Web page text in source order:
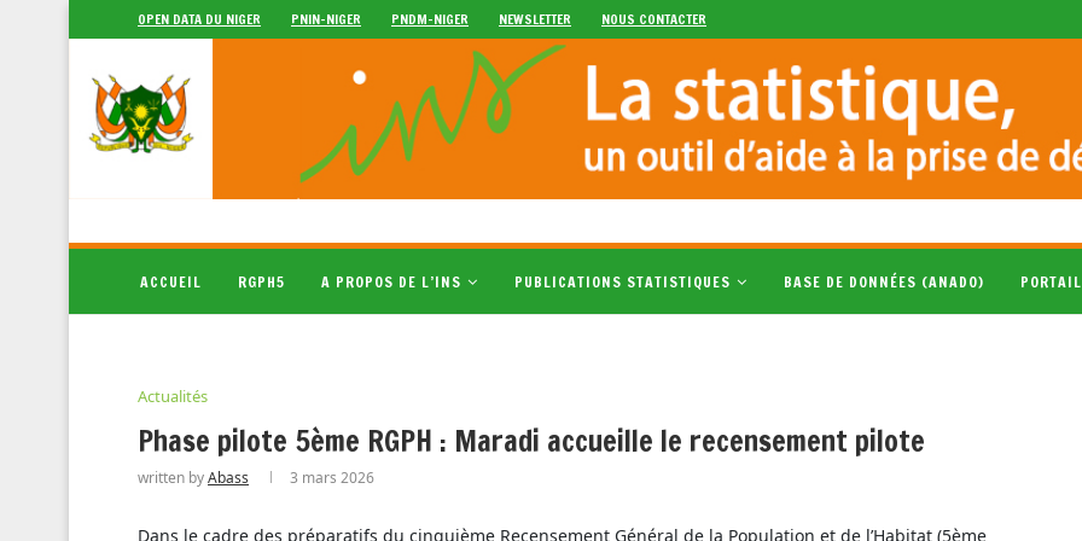
OPEN DATA DU NIGER PNIN-NIGER PNDM-NIGER NEWSLETTER NOUS CONTACTER
ACCUEIL RGPH5 A PROPOS DE L’INS PUBLICATIONS STATISTIQUES BASE DE DONNÉES (ANADO) PORTAIL
Actualités
Phase pilote 5ème RGPH : Maradi accueille le recensement pilote
written byAbass 3 mars 2026
Dans le cadre des préparatifs du cinquième Recensement Général de la Population et de l’Habitat (5ème